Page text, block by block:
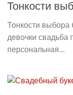
Тонкости
Тонкости выбора
девочки свадьба
персональная...